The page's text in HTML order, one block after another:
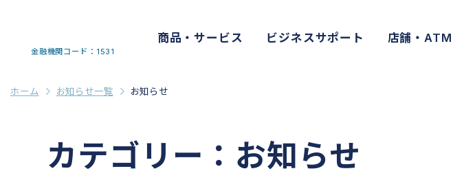
金融機関コード：1531
商品・サービス ビジネスサポート 店舗・ATM
ホーム お知らせ一覧 お知らせ
カテゴリー：お知らせ